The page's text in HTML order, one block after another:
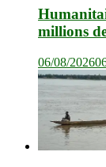
millions
06/08/2026